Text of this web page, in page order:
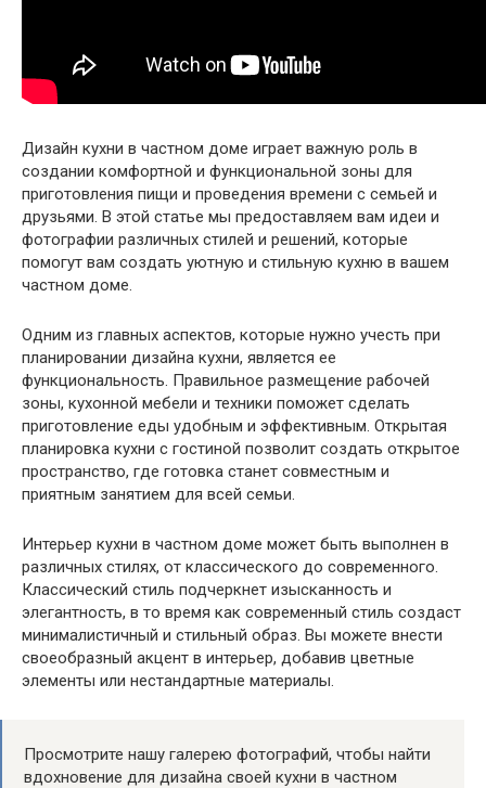
Дизайн кухни в частном доме играет важную роль в
создании комфортной и функциональной зоны для
приготовления пищи и проведения времени с семьей и
друзьями. В этой статье мы предоставляем вам идеи и
фотографии различных стилей и решений, которые
помогут вам создать уютную и стильную кухню в вашем
частном доме.
Одним из главных аспектов, которые нужно учесть при
планировании дизайна кухни, является ее
функциональность. Правильное размещение рабочей
зоны, кухонной мебели и техники поможет сделать
приготовление еды удобным и эффективным. Открытая
планировка кухни с гостиной позволит создать открытое
пространство, где готовка станет совместным и
приятным занятием для всей семьи.
Интерьер кухни в частном доме может быть выполнен в
различных стилях, от классического до современного.
Классический стиль подчеркнет изысканность и
элегантность, в то время как современный стиль создаст
минималистичный и стильный образ. Вы можете внести
своеобразный акцент в интерьер, добавив цветные
элементы или нестандартные материалы.
Просмотрите нашу галерею фотографий, чтобы найти
вдохновение для дизайна своей кухни в частном